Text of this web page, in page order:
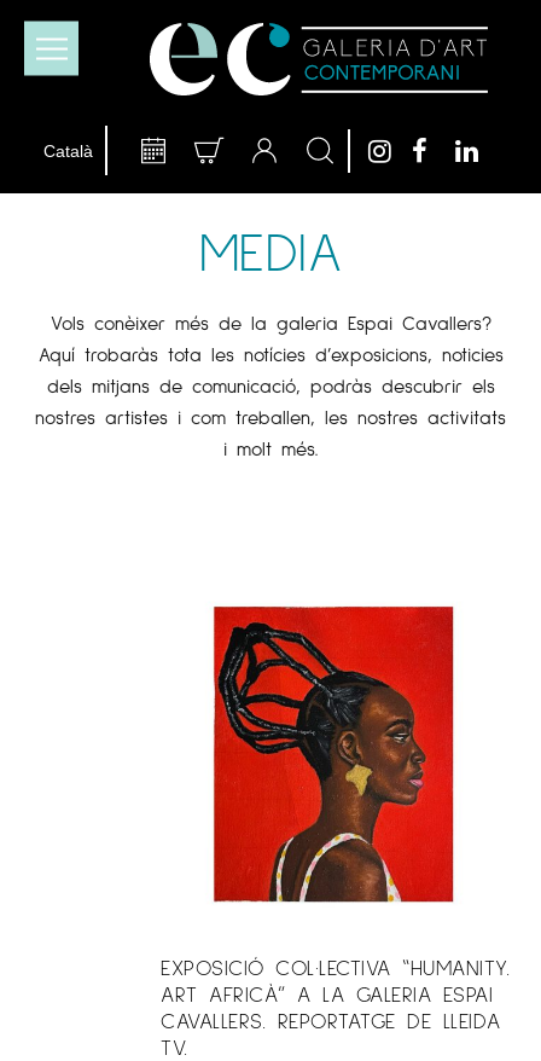
MEDIA
Vols conèixer més de la galeria Espai Cavallers?
Aquí trobaràs tota les notícies d’exposicions, noticies
dels mitjans de comunicació, podràs descubrir els
nostres artistes i com treballen, les nostres activitats
i molt més.
EXPOSICIÓ COL·LECTIVA “HUMANITY.
ART AFRICÀ” A LA GALERIA ESPAI
CAVALLERS. REPORTATGE DE LLEIDA
TV.